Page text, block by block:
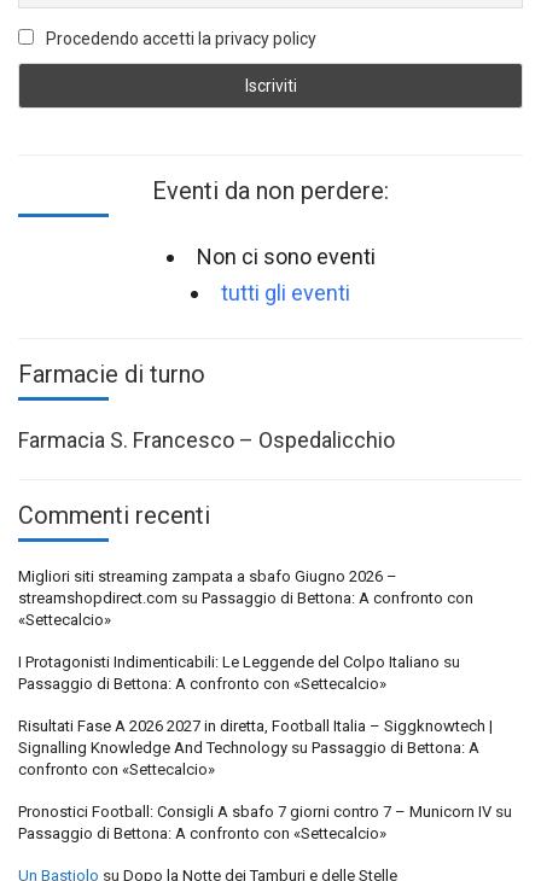
Procedendo accetti la privacy policy
Eventi da non perdere:
Non ci sono eventi
tutti gli eventi
Farmacie di turno
Farmacia S. Francesco – Ospedalicchio
Commenti recenti
Migliori siti streaming zampata a sbafo Giugno 2026 –
streamshopdirect.com su Passaggio di Bettona: A confronto con
«Settecalcio»
I Protagonisti Indimenticabili: Le Leggende del Colpo Italiano su
Passaggio di Bettona: A confronto con «Settecalcio»
Risultati Fase A 2026 2027 in diretta, Football Italia – Siggknowtech |
Signalling Knowledge And Technology su Passaggio di Bettona: A
confronto con «Settecalcio»
Pronostici Football: Consigli A sbafo 7 giorni contro 7 – Municorn IV su
Passaggio di Bettona: A confronto con «Settecalcio»
Un Bastiolo su Dopo la Notte dei Tamburi e delle Stelle